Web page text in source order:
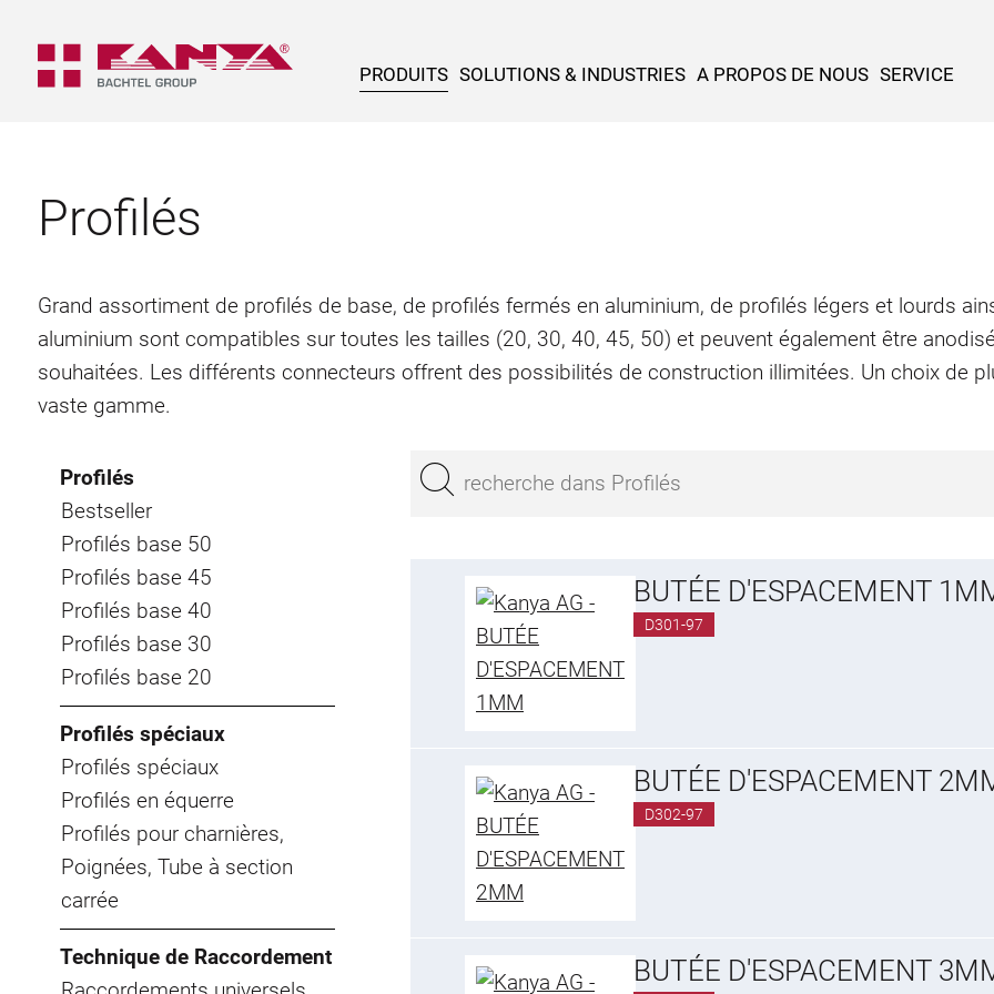
PRODUITS SOLUTIONS & INDUSTRIES A PROPOS DE NOUS SERVICE
Profilés
Grand assortiment de profilés de base, de profilés fermés en aluminium, de profilés légers et lourds
aluminium sont compatibles sur toutes les tailles (20, 30, 40, 45, 50) et peuvent également être
souhaitées. Les différents connecteurs offrent des possibilités de construction illimitées. Un choix de
vaste gamme.
Profilés
Bestseller
Profilés base 50
Profilés base 45
Profilés base 40
Profilés base 30
Profilés base 20
Profilés spéciaux
Profilés spéciaux
Profilés en équerre
Profilés pour charnières,
Poignées, Tube à section
carrée
Technique de Raccordement
BUTÉE D'ESPACEMENT
D301-97
BUTÉE D'ESPACEMENT
D302-97
BUTÉE D'ESPACEMENT